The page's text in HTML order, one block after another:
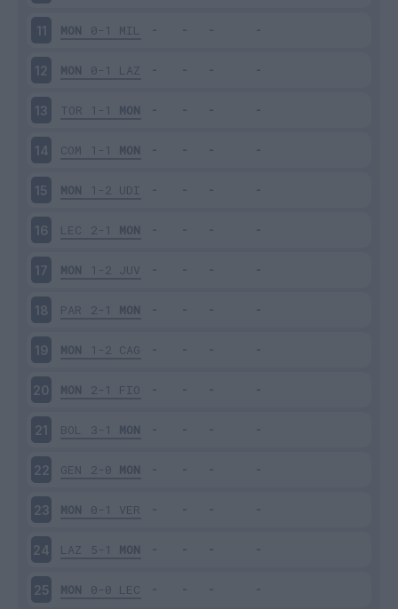
11 MON 0-1 MIL
12 MON 0-1 LAZ
13 TOR 1-1 MON
14 COM 1-1 MON
15 MON 1-2 UDI
16 LEC 2-1 MON
17 MON 1-2 JUV
18 PAR 2-1 MON
19 MON 1-2 CAG
20 MON 2-1 FIO
21 BOL 3-1 MON
22 GEN 2-0 MON
23 MON 0-1 VER
24 LAZ 5-1 MON
25 MON 0-0 LEC